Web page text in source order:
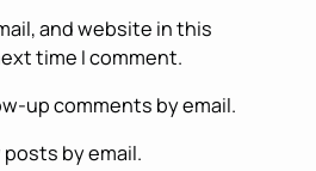
and website in this
time I comment.
up comments by email.
by email.